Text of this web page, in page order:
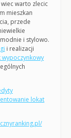
warto zlecic
mieszkan
przede
i stylowo.
i realizacji
lokat